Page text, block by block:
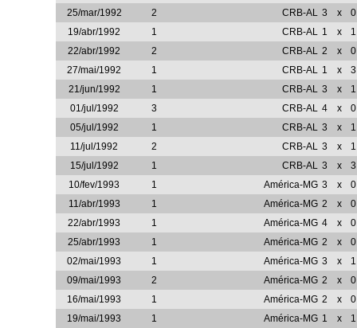
25/mar/1992
2 CRB-AL 3 x
0
19/abr/1992
1 CRB-AL 1 x
1
22/abr/1992
2 CRB-AL 2 x
0
27/mai/1992
1 CRB-AL 1 x
3
21/jun/1992
1 CRB-AL 3 x
1
01/jul/1992
3 CRB-AL 4 x
0
05/jul/1992
1 CRB-AL 3 x
1
11/jul/1992
2 CRB-AL 3 x
1
15/jul/1992
1 CRB-AL 3 x
3
10/fev/1993
1 América-MG 3 x
0
11/abr/1993
1 América-MG 2 x
0
22/abr/1993
1 América-MG 4 x
0
25/abr/1993
1 América-MG 2 x
0
02/mai/1993
1 América-MG 3 x
1
09/mai/1993
2 América-MG 2 x
0
16/mai/1993
1 América-MG 2 x
0
19/mai/1993
1 América-MG 1 x 1